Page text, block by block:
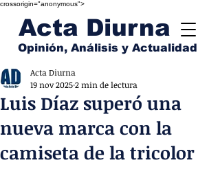
crossorigin="anonymous">
Acta Diurna
Opinión, Análisis y Actualidad
Luis Díaz superó una
nueva marca con la
camiseta de la tricolor
Acta Diurna
19 nov 20252 min de lectura